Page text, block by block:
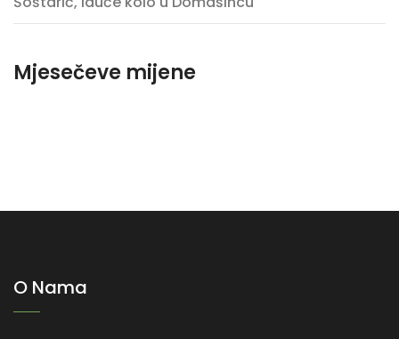
Mjesečeve mijene
O Nama